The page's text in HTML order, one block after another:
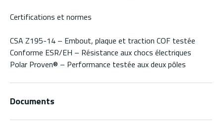
Certifications et normes
CSA Z195-14 – Embout, plaque et traction COF testée
Conforme ESR/EH – Résistance aux chocs électriques
Polar Proven® – Performance testée aux deux pôles
Documents